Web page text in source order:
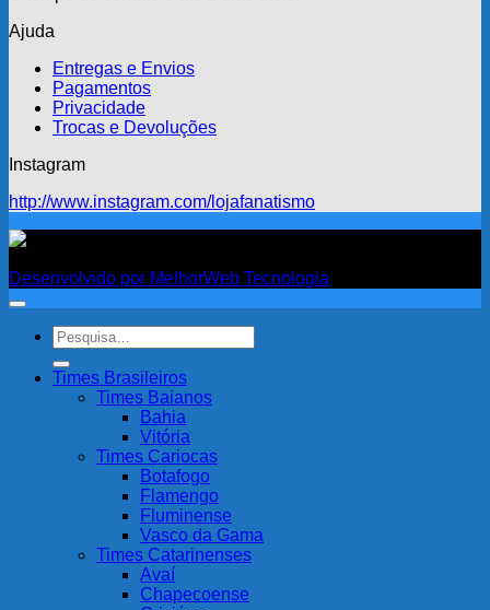
Ajuda
Entregas e Envios
Pagamentos
Privacidade
Trocas e Devoluções
Instagram
http://www.instagram.com/lojafanatismo
Desenvolvido por MelhorWeb Tecnologia
Pesquisar
por:
Times Brasileiros
Times Baianos
Bahia
Vitória
Times Cariocas
Botafogo
Flamengo
Fluminense
Vasco da Gama
Times Catarinenses
Avaí
Chapecoense